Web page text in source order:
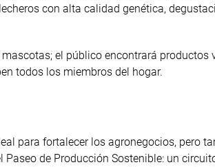
con alta calidad genética,
el público encontrará productos
todos los miembros del hogar.
para fortalecer los agronegocios, pero
de Producción Sostenible: un